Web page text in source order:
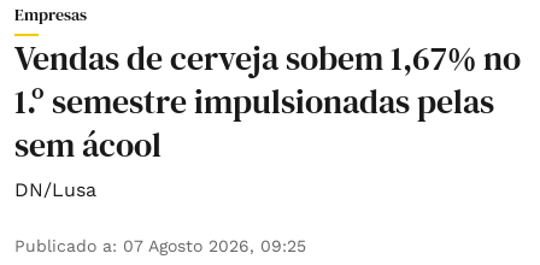
Empresas
Vendas de cerveja sobem 1,67% no
1.º semestre impulsionadas pelas
sem ácool
DN/Lusa
Publicado a: 07 Agosto 2026, 09:25